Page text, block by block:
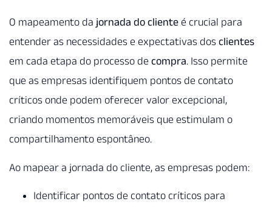
O mapeamento da jornada do cliente é crucial para
entender as necessidades e expectativas dos clientes
em cada etapa do processo de compra. Isso permite
que as empresas identifiquem pontos de contato
críticos onde podem oferecer valor excepcional,
criando momentos memoráveis que estimulam o
compartilhamento espontâneo.
Ao mapear a jornada do cliente, as empresas podem:
Identificar pontos de contato críticos para